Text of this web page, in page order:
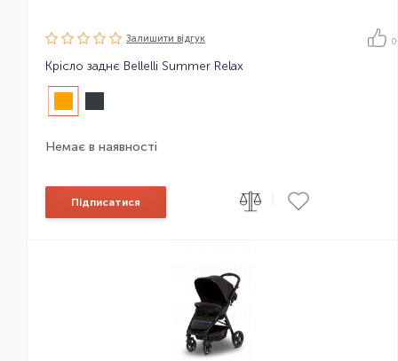
Залишити вiдгук 0
Крісло заднє Bellelli Summer Relax
Немає в наявності
Підписатися